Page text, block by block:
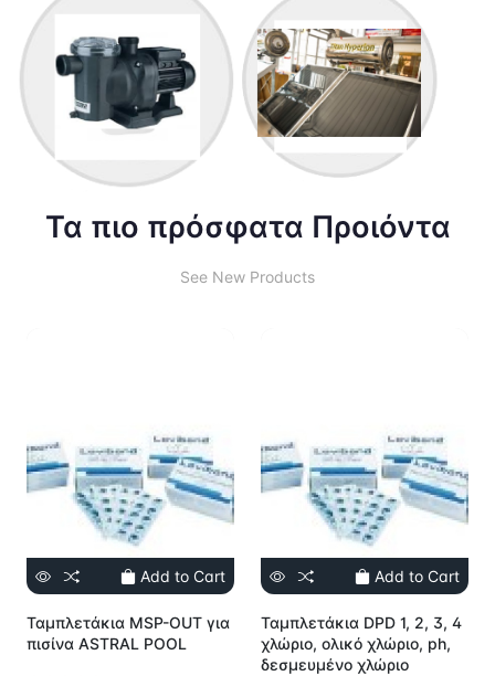
Τα πιο πρόσφατα Προιόντα
See New Products
Add to Cart
Ταμπλετάκια MSP-OUT για
πισίνα ASTRAL POOL
Add to Cart
Ταμπλετάκια DPD 1, 2, 3, 4
χλώριο, ολικό χλώριο, ph,
δεσμευμένο χλώριο